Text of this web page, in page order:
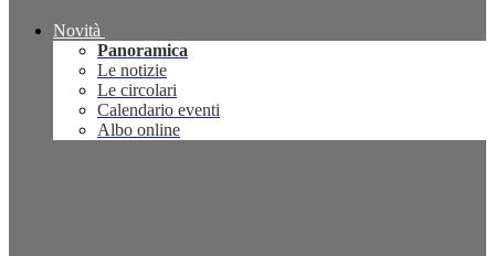
Novità
Panoramica
Le notizie
Le circolari
Calendario eventi
Albo online